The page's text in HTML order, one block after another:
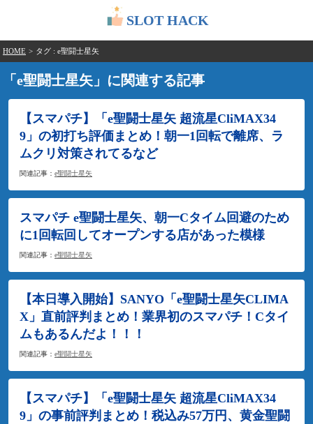
SLOT HACK
HOME > タグ : e聖闘士星矢
「e聖闘士星矢」に関連する記事
【スマパチ】「e聖闘士星矢 超流星CliMAX34
9」の初打ち評価まとめ！朝一1回転で離席、ラ
ムクリ対策されてるなど
関連記事： e聖闘士星矢
スマパチ e聖闘士星矢、朝一Cタイム回避のため
に1回転回してオープンする店があった模様
関連記事： e聖闘士星矢
【本日導入開始】SANYO「e聖闘士星矢CLIMA
X」直前評判まとめ！業界初のスマパチ！Cタイ
ムもあるんだよ！！！
関連記事： e聖闘士星矢
【スマパチ】「e聖闘士星矢 超流星CliMAX34
9」の事前評判まとめ！税込み57万円、黄金聖闘